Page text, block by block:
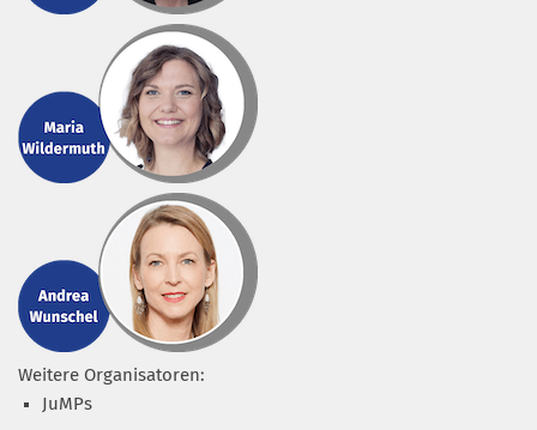
Weitere Organisatoren:
JuMPs